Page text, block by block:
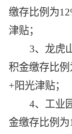
缴存比例为
津贴；
3、龙虎
积金缴存比
+阳光津贴；
4、工业
金缴存比例